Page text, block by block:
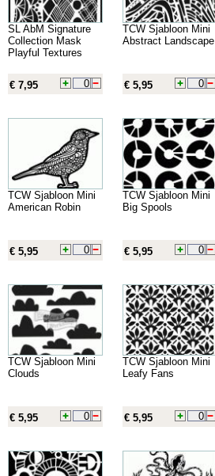
SL AbM Signature
Collection Mask
Playful Textures
€ 7,95
TCW Sjabloon Mini
Abstract Landscape
€ 5,95
TCW Sjabloon Mini
American Robin
€ 5,95
TCW Sjabloon Mini
Big Spools
€ 5,95
TCW Sjabloon Mini
Clouds
€ 5,95
TCW Sjabloon Mini
Leafy Fans
€ 5,95